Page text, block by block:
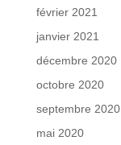
février 2021
janvier 2021
décembre 2020
octobre 2020
septembre 2020
mai 2020